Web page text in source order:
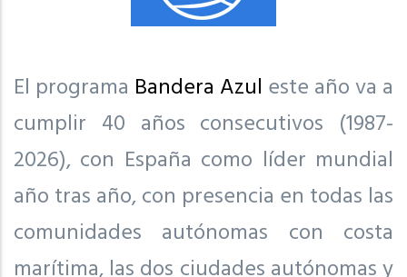
El programa Bandera Azul este año va a
cumplir 40 años consecutivos (1987-
2026), con España como líder mundial
año tras año, con presencia en todas las
comunidades autónomas con costa
marítima, las dos ciudades autónomas y